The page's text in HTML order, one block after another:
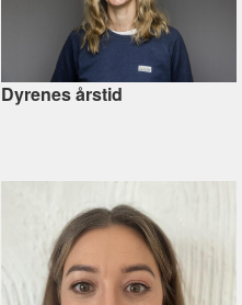
Dyrenes årstid